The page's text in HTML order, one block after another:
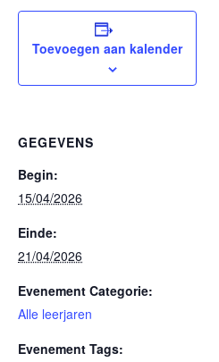
Toevoegen aan kalender
GEGEVENS
Begin:
15/04/2026
Einde:
21/04/2026
Evenement Categorie:
Alle leerjaren
Evenement Tags: